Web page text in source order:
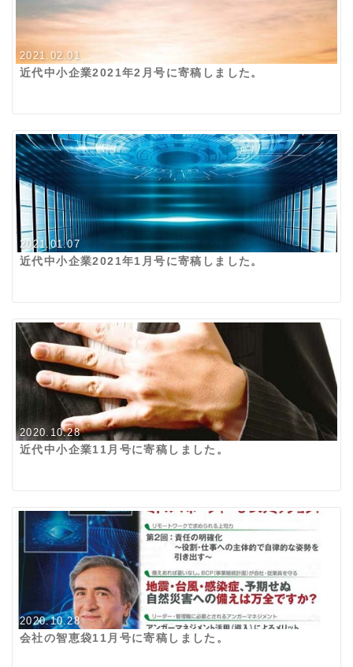
2021.02.01
近代中小企業2021年2月号に寄稿しました。
2021.01.07
近代中小企業2021年1月号に寄稿しました。
2020.10.28
近代中小企業11月号に寄稿しました。
2020.10.28
会社の智恵袋11月号に寄稿しました。